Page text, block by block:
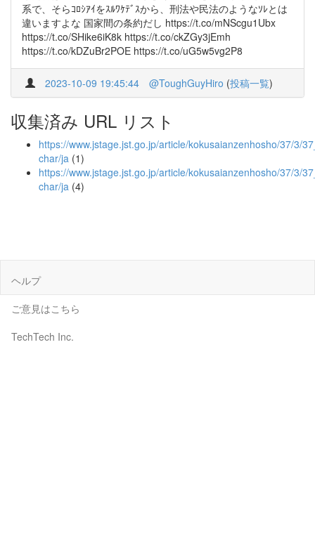
系で、そらｺﾛｼｱｲをｽﾙﾜｹﾃﾞｽから、刑法や民法のようなｿﾚとは
違いますよな 国家間の条約だし https://t.co/mNScgu1Ubx
https://t.co/SHike6iK8k https://t.co/ckZGy3jEmh
https://t.co/kDZuBr2POE https://t.co/uG5w5vg2P8
2023-10-09 19:45:44 @ToughGuyHiro (投稿一覧)
収集済み URL リスト
https://www.jstage.jst.go.jp/article/kokusaianzenhosho/37/3/
char/ja (1)
https://www.jstage.jst.go.jp/article/kokusaianzenhosho/37/3/
char/ja (4)
ヘルプ
ご意見はこちら
TechTech Inc.